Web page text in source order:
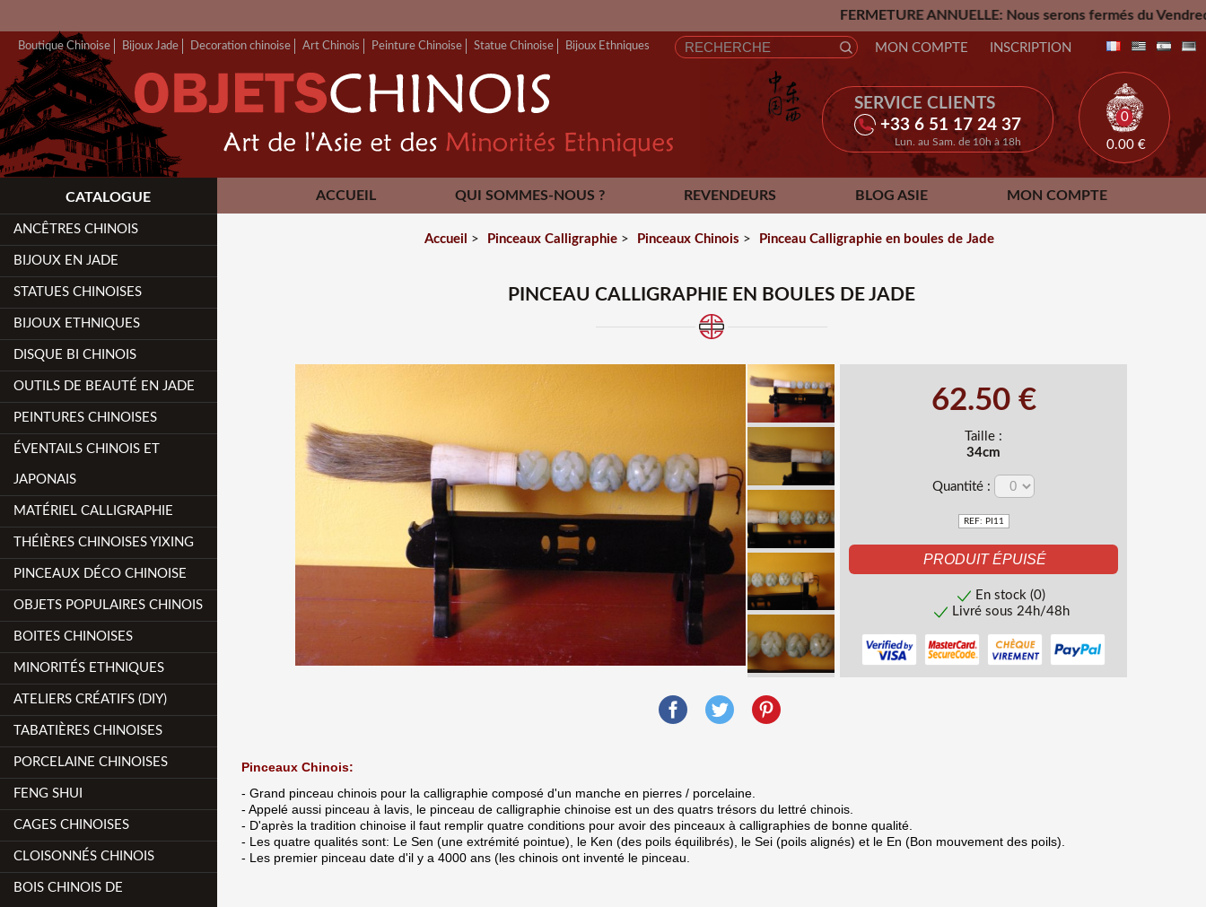
FERMETURE ANNUELLE: Nous serons fermés du Vendredi 24
Boutique Chinoise Bijoux Jade Decoration chinoise Art Chinois Peinture Chinoise Statue Chinoise Bijoux Ethniques
SERVICE CLIENTS
+33 6 51 17 24 37
Lun. au Sam. de 10h à 18h
MON COMPTE INSCRIPTION
0
0.00 €
ACCUEIL QUI SOMMES-NOUS ? REVENDEURS BLOG ASIE MON COMPTE
CONTACT
CATALOGUE
ANCÊTRES CHINOIS
BIJOUX EN JADE
STATUES CHINOISES
BIJOUX ETHNIQUES
DISQUE BI CHINOIS
OUTILS DE BEAUTÉ EN JADE
PEINTURES CHINOISES
ÉVENTAILS CHINOIS ET
JAPONAIS
MATÉRIEL CALLIGRAPHIE
THÉIÈRES CHINOISES YIXING
PINCEAUX DÉCO CHINOISE
OBJETS POPULAIRES CHINOIS
BOITES CHINOISES
MINORITÉS ETHNIQUES
ATELIERS CRÉATIFS (DIY)
TABATIÈRES CHINOISES
PORCELAINE CHINOISES
FENG SHUI
CAGES CHINOISES
CLOISONNÉS CHINOIS
BOIS CHINOIS DE
Accueil > Pinceaux Calligraphie> Pinceaux Chinois > Pinceau Calligraphie en boules de Jade
PINCEAU CALLIGRAPHIE EN BOULES DE JADE
62.50 €
Taille :
34cm
Quantité :
REF: PI11
En stock (0)
Livré sous 24h/48h
Pinceaux Chinois:
- Grand pinceau chinois pour la calligraphie composé d'un manche en pierres / porcelaine.
- Appelé aussi pinceau à lavis, le pinceau de calligraphie chinoise est un des quatrs trésors du lettré chinois.
- D'après la tradition chinoise il faut remplir quatre conditions pour avoir des pinceaux à calligraphies de bonne qualité.
- Les quatre qualités sont: Le Sen (une extrémité pointue), le Ken (des poils équilibrés), le Sei (poils alignés) et le En (Bon mouvement des poils).
- Les premier pinceau date d'il y a 4000 ans (les chinois ont inventé le pinceau.